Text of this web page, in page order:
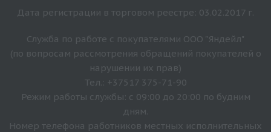
Дата регистрации в торговом реестре: 03.02.2017 г.
Служба по работе с покупателями ООО "Яндейл"
(по вопросам рассмотрения обращений покупателей о
нарушении их прав)
Тел.: +37517 375-71-90
Режим работы службы: с 09:00 до 20:00 по будним
дням.
Номер телефона работников местных исполнительных